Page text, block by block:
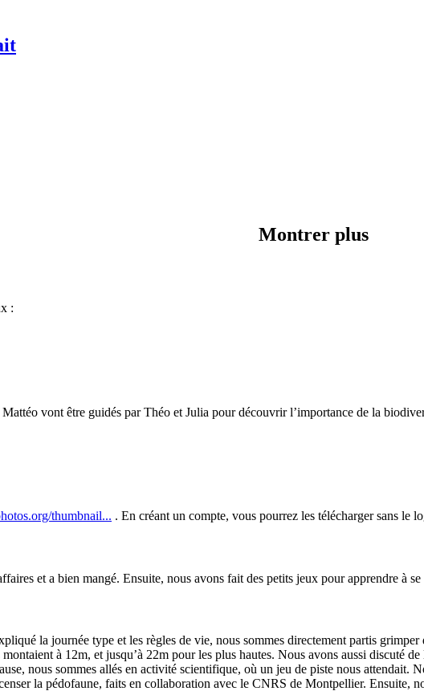
Montrer plus
:
vont être guidés par Théo et Julia pour découvrir l’importance de la
thumbnail... . En créant un compte, vous pourrez les télécharger sans le
et a bien mangé. Ensuite, nous avons fait des petits jeux pour apprendre à
la journée type et les règles de vie, nous sommes directement partis
montaient à 12m, et jusqu’à 22m pour les plus hautes. Nous avons aussi discuté
nous sommes allés en activité scientifique, où un jeu de piste nous attendait.
la pédofaune, faits en collaboration avec le CNRS de Montpellier. Ensuite,